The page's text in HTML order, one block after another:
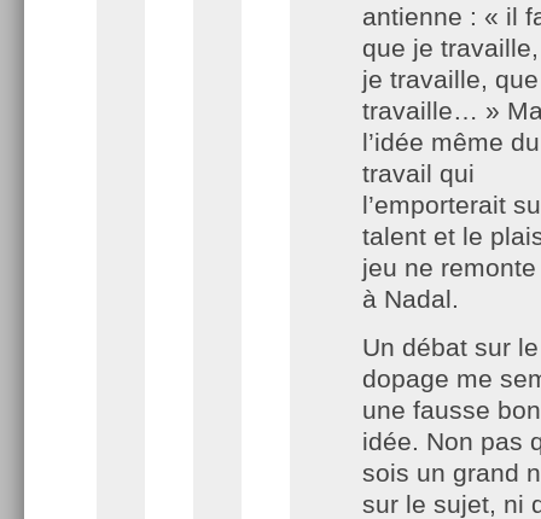
antienne : « il
que je
je travaille,
travaille… »
l’idée même du
travail qui
l’emporterait
talent et le
jeu ne
à Nadal.
Un débat sur le
dopage me
une fausse
idée. Non pas
sois un grand
sur le sujet, ni